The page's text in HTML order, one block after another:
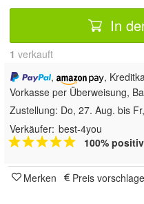
In
1 verkauft
,
,
Vorkasse per Überweisung,
Zustellung: Do, 27. Aug. bis
Verkäufer: best-4you
100% positiv
Merken Preis